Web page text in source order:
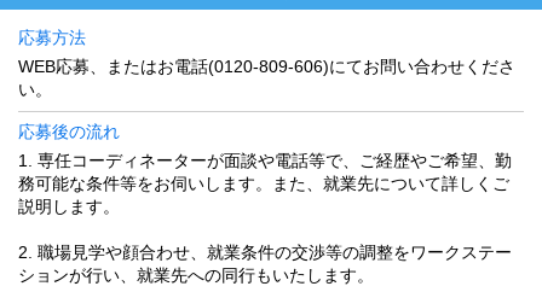
応募方法
WEB応募、またはお電話(0120-809-606)にてお問い合わせくださ
い。
応募後の流れ
1. 専任コーディネーターが面談や電話等で、ご経歴やご希望、勤
務可能な条件等をお伺いします。また、就業先について詳しくご
説明します。
2. 職場見学や顔合わせ、就業条件の交渉等の調整をワークステー
ションが行い、就業先への同行もいたします。